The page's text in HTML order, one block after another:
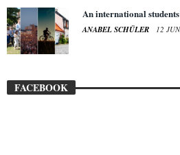
An international
ANABEL SCHÜLER 12
FACEBOOK